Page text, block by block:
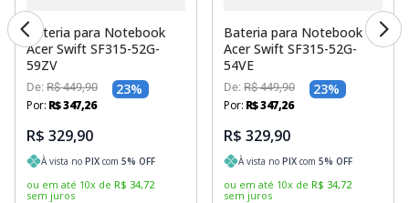
Bateria para Notebook
Acer Swift SF315-52G-
59ZV
De: R$ 449,90 23%
Por: R$347,26
R$ 329,90
À vista no PIX com 5% OFF
ou em até 10x de R$ 34,72
sem juros
Bateria para Notebook
Acer Swift SF315-52G-
54VE
De: R$ 449,90 23%
Por: R$347,26
R$ 329,90
À vista no PIX com 5% OFF
ou em até 10x de R$ 34,72
sem juros